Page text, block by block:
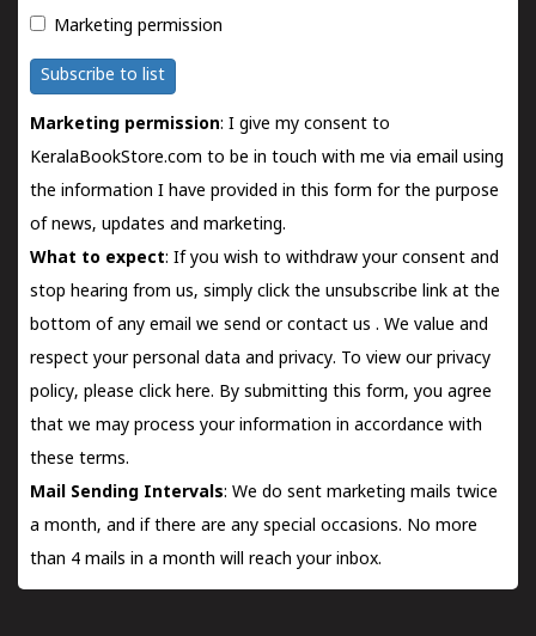
Marketing permission
Subscribe to list
Marketing permission: I give my consent to
KeralaBookStore.com to be in touch with me via email using
the information I have provided in this form for the purpose
of news, updates and marketing.
What to expect: If you wish to withdraw your consent and
stop hearing from us, simply click the unsubscribe link at the
bottom of any email we send orcontact us . We value and
respect your personal data and privacy. To view our privacy
policy, please click here. By submitting this form, you agree
that we may process your information in accordance with
these terms.
Mail Sending Intervals: We do sent marketing mails twice
a month, and if there are any special occasions. No more
than 4 mails in a month will reach your inbox.